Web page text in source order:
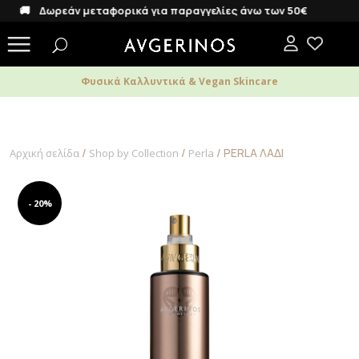
Δωρεάν μεταφορικά για παραγγελίες άνω των 50€
Φυσικά Καλλυντικά & Vegan Skincare
Αρχική σελίδα / Shop by Collection / Perla / PERLA ΛΑΔΙ
- 20%